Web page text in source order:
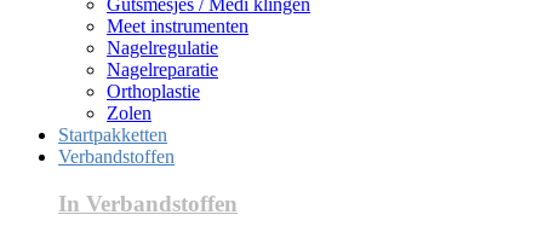
Meet instrumenten
Nagelregulatie
Nagelreparatie
Orthoplastie
Zolen
Startpakketten
Verbandstoffen
In Verbandstoffen